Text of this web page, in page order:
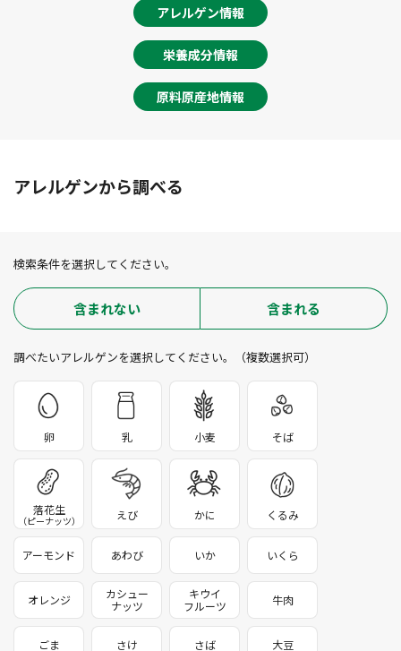
アレルゲン情報
栄養成分情報
原料原産地情報
アレルゲンから調べる
検索条件を選択してください。
含まれない 含まれる
調べたいアレルゲンを選択してください。（複数選択可）
卵 乳 小麦 そば
落花生
（ピーナッツ） えび かに くるみ
アーモンド あわび いか いくら
オレンジ
カシュー
ナッツ
キウイ
フルーツ
牛肉
ごま さけ さば 大豆